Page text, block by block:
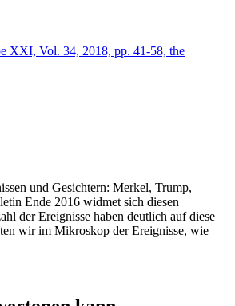
XXI, Vol. 34, 2018, pp. 41-58, the
und Gesichtern: Merkel, Trump,
Ende 2016 widmet sich diesen
der Ereignisse haben deutlich auf diese
wir im Mikroskop der Ereignisse, wie